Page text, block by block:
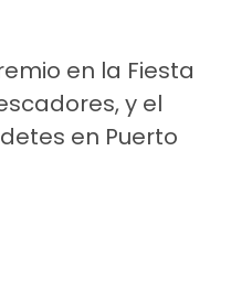
en la Fiesta
y el
en Puerto